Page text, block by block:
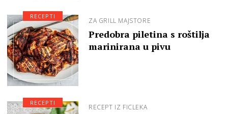
ZA GRILL MAJSTORE
Predobra piletina s roštilja
marinirana u pivu
RECEPTI
RECEPT IZ FICLEKA
RECEPTI